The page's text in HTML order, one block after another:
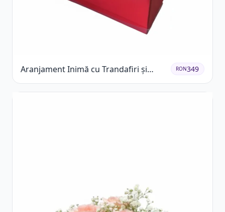
Aranjament Inimă cu Trandafiri și
Praline Ferrero
RON349